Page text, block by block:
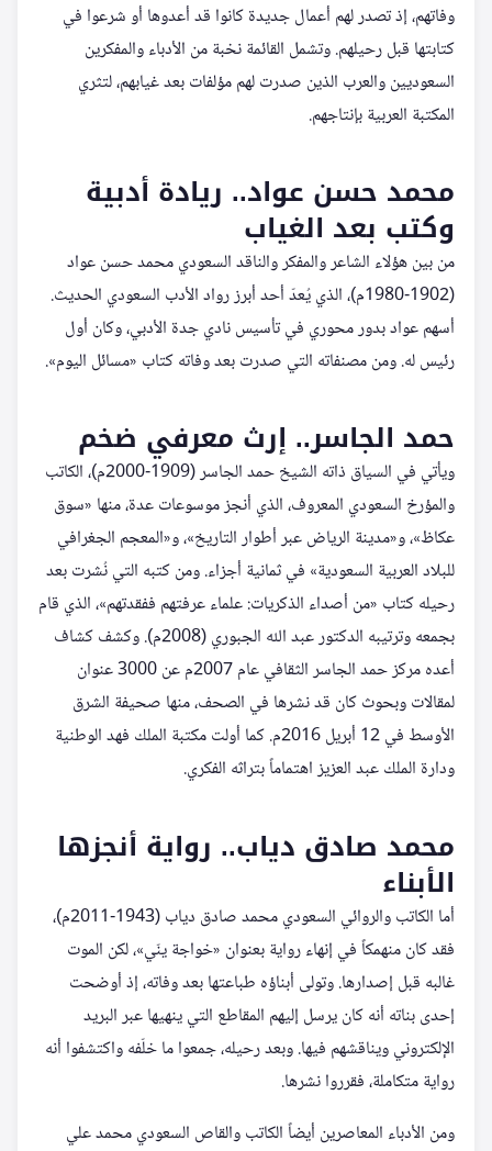
وفاتهم، إذ تصدر لهم أعمال جديدة كانوا قد أعدوها أو شرعوا في
كتابتها قبل رحيلهم. وتشمل القائمة نخبة من الأدباء والمفكرين
السعوديين والعرب الذين صدرت لهم مؤلفات بعد غيابهم، لتثري
المكتبة العربية بإنتاجهم.
محمد حسن عواد.. ريادة أدبية
وكتب بعد الغياب
من بين هؤلاء الشاعر والمفكر والناقد السعودي محمد حسن عواد
(1902-1980م)، الذي يُعدّ أحد أبرز رواد الأدب السعودي الحديث.
أسهم عواد بدور محوري في تأسيس نادي جدة الأدبي، وكان أول
رئيس له. ومن مصنفاته التي صدرت بعد وفاته كتاب «مسائل اليوم».
حمد الجاسر.. إرث معرفي ضخم
ويأتي في السياق ذاته الشيخ حمد الجاسر (1909-2000م)، الكاتب
والمؤرخ السعودي المعروف، الذي أنجز موسوعات عدة، منها «سوق
عكاظ»، و«مدينة الرياض عبر أطوار التاريخ»، و«المعجم الجغرافي
للبلاد العربية السعودية» في ثمانية أجزاء. ومن كتبه التي نُشرت بعد
رحيله كتاب «من أصداء الذكريات: علماء عرفتهم ففقدتهم»، الذي قام
بجمعه وترتيبه الدكتور عبد الله الجبوري (2008م). وكشف كشاف
أعده مركز حمد الجاسر الثقافي عام 2007م عن 3000 عنوان
لمقالات وبحوث كان قد نشرها في الصحف، منها صحيفة الشرق
الأوسط في 12 أبريل 2016م. كما أولت مكتبة الملك فهد الوطنية
ودارة الملك عبد العزيز اهتماماً بتراثه الفكري.
محمد صادق دياب.. رواية أنجزها
الأبناء
أما الكاتب والروائي السعودي محمد صادق دياب (1943-2011م)،
فقد كان منهمكاً في إنهاء رواية بعنوان «خواجة ينّي»، لكن الموت
غالبه قبل إصدارها. وتولى أبناؤه طباعتها بعد وفاته، إذ أوضحت
إحدى بناته أنه كان يرسل إليهم المقاطع التي ينهيها عبر البريد
الإلكتروني ويناقشهم فيها. وبعد رحيله، جمعوا ما خلّفه واكتشفوا أنه
رواية متكاملة، فقرروا نشرها.
ومن الأدباء المعاصرين أيضاً الكاتب والقاص السعودي محمد علي